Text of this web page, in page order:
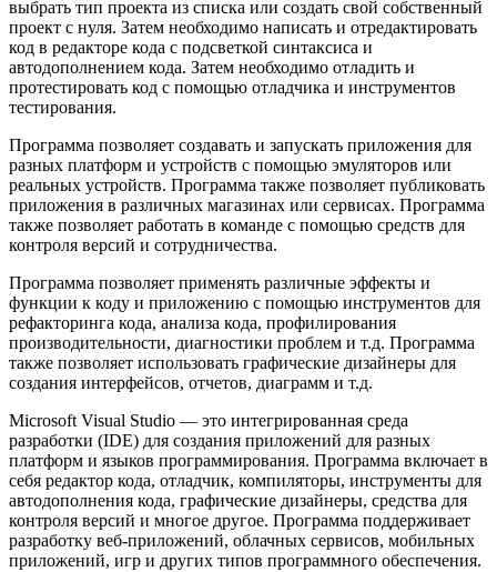
выбрать тип проекта из списка или создать свой собственный
проект с нуля. Затем необходимо написать и отредактировать
код в редакторе кода с подсветкой синтаксиса и
автодополнением кода. Затем необходимо отладить и
протестировать код с помощью отладчика и инструментов
тестирования.
Программа позволяет создавать и запускать приложения для
разных платформ и устройств с помощью эмуляторов или
реальных устройств. Программа также позволяет публиковать
приложения в различных магазинах или сервисах. Программа
также позволяет работать в команде с помощью средств для
контроля версий и сотрудничества.
Программа позволяет применять различные эффекты и
функции к коду и приложению с помощью инструментов для
рефакторинга кода, анализа кода, профилирования
производительности, диагностики проблем и т.д. Программа
также позволяет использовать графические дизайнеры для
создания интерфейсов, отчетов, диаграмм и т.д.
Microsoft Visual Studio — это интегрированная среда
разработки (IDE) для создания приложений для разных
платформ и языков программирования. Программа включает в
себя редактор кода, отладчик, компиляторы, инструменты для
автодополнения кода, графические дизайнеры, средства для
контроля версий и многое другое. Программа поддерживает
разработку веб-приложений, облачных сервисов, мобильных
приложений, игр и других типов программного обеспечения.